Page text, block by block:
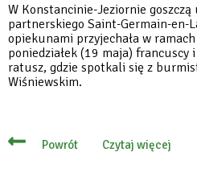
W Konstancinie-Jeziornie
partnerskiego Saint-Germain-en-
opiekunami przyjechała w
poniedziałek (19 maja) francuscy
ratusz, gdzie spotkali się z
Wiśniewskim.
Powrót Czytaj więcej
o